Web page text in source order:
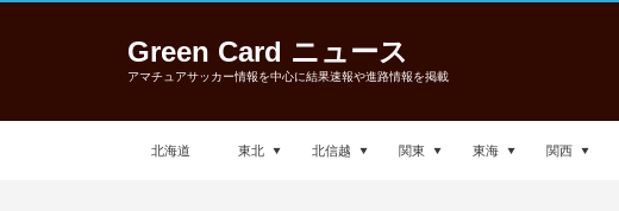
Green Card ニュース
アマチュアサッカー情報を中心に結果速報や進路情報を掲載
北海道 東北 北信越 関東 東海 関西